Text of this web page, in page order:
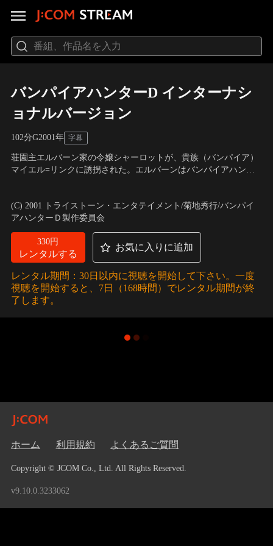
バンパイアハンターD インターナシ
ョナルバージョン
102分G2001年 字幕
荘園主エルバーン家の令嬢シャーロットが、貴族（バンパイア）
マイエル=リンクに誘拐された。エルバーンはバンパイアハンタ
妹にも同様の依頼をしていた。
(C) 2001 トライストーン・エンタテイメント/菊地秀行/バンパイ
アハンターＤ製作委員会
330円
レンタルする
お気に入りに追加
レンタル期間：30日以内に視聴を開始して下さい。一度
視聴を開始すると、7日（168時間）でレンタル期間が終
了します。
ホーム 利用規約 よくあるご質問
Copyright © JCOM Co., Ltd. All Rights Reserved.
v9.10.0.3233062